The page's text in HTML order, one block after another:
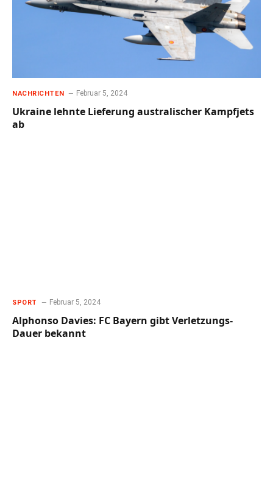
NACHRICHTEN Februar 5, 2024
Ukraine lehnte Lieferung australischer Kampfjets
ab
SPORT Februar 5, 2024
Alphonso Davies: FC Bayern gibt Verletzungs-
Dauer bekannt